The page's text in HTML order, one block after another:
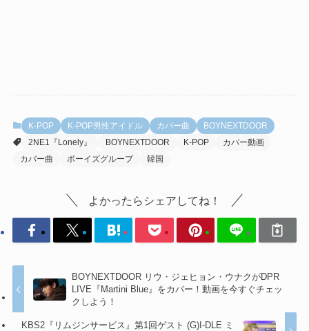
K-POP K-POP男性アイドル カバー曲
BOYNEXTDOOR
2NE1『Lonely』
BOYNEXTDOOR K-POP
カバー動画
カバー曲
ボーイズグループ 韓国
よかったらシェアしてね！
BOYNEXTDOOR リウ・ジェヒョン・ウナクがDPR
LIVE『Martini Blue』をカバー！動画を今すぐチェッ
クしよう！
KBS2『リムジンサービス』第1回ゲスト (G)I-DLE ミ